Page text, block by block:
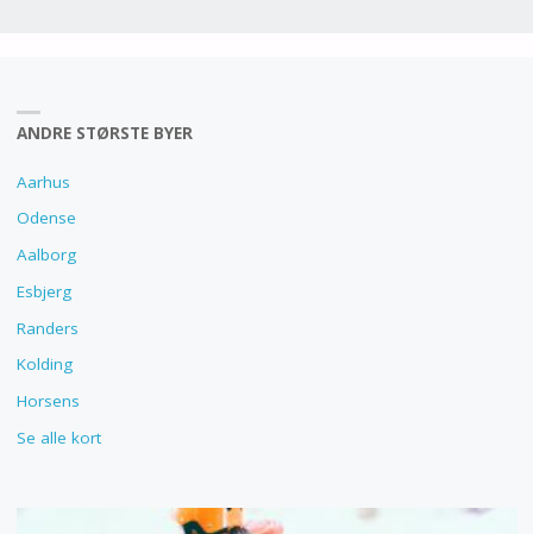
ANDRE STØRSTE BYER
Aarhus
Odense
Aalborg
Esbjerg
Randers
Kolding
Horsens
Se alle kort